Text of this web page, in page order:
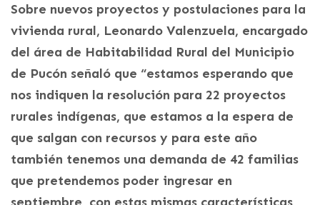
Sobre nuevos proyectos y postulaciones para la
vivienda rural, Leonardo Valenzuela, encargado
del área de Habitabilidad Rural del Municipio
de Pucón señaló que “estamos esperando que
nos indiquen la resolución para 22 proyectos
rurales indígenas, que estamos a la espera de
que salgan con recursos y para este año
también tenemos una demanda de 42 familias
que pretendemos poder ingresar en
septiembre, con estas mismas características,